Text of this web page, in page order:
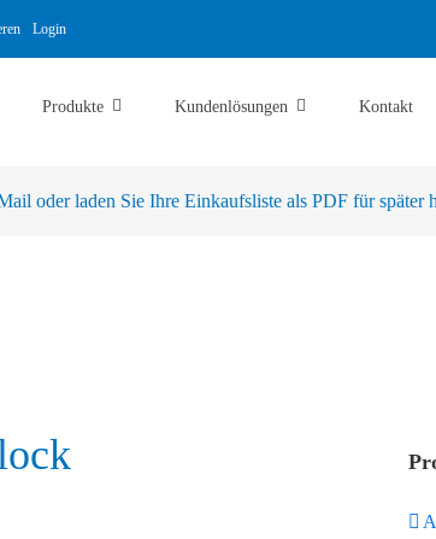
Login
Produkte Kundenlösungen Kontakt
oder laden Sie Ihre Einkaufsliste als PDF für später